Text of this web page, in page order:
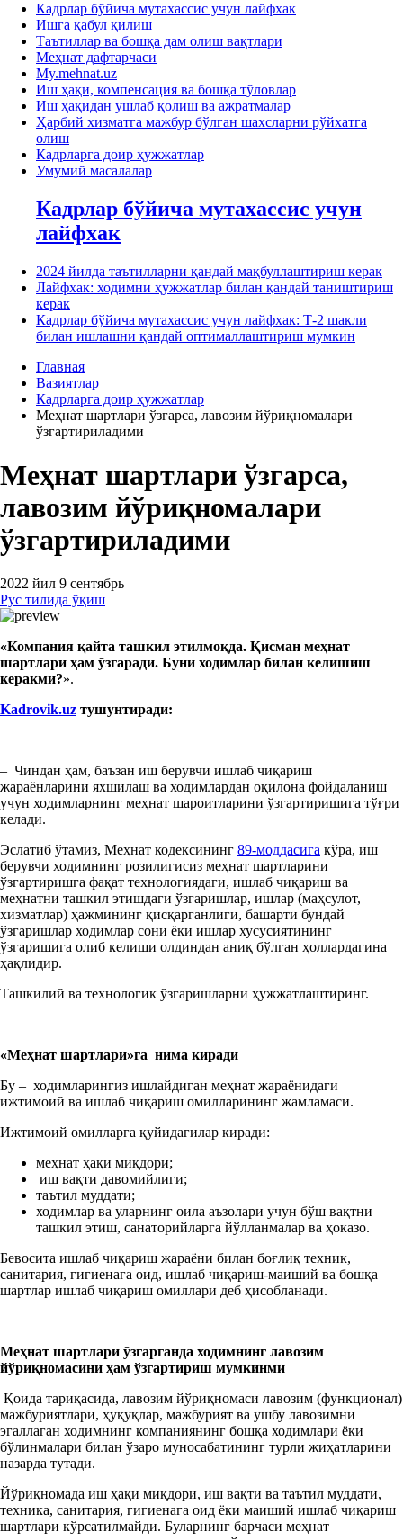
Кадрлар бўйича мутахассис учун лайфхак
Ишга қабул қилиш
Таътиллар ва бошқа дам олиш вақтлари
Меҳнат дафтарчаси
My.mehnat.uz
Иш ҳақи, компенсация ва бошқа тўловлар
Иш ҳақидан ушлаб қолиш ва ажратмалар
Ҳарбий хизматга мажбур бўлган шахсларни рўйхатга
олиш
Кадрларга доир ҳужжатлар
Умумий масалалар
Кадрлар бўйича мутахассис учун
лайфхак
2024 йилда таътилларни қандай мақбуллаштириш керак
Лайфхак: ходимни ҳужжатлар билан қандай таништириш
керак
Кадрлар бўйича мутахассис учун лайфхак: Т-2 шакли
билан ишлашни қандай оптималлаштириш мумкин
Главная
Вазиятлар
Кадрларга доир ҳужжатлар
Меҳнат шартлари ўзгарса, лавозим йўриқномалари
ўзгартириладими
Меҳнат шартлари ўзгарса,
лавозим йўриқномалари
ўзгартириладими
2022 йил 9 сентябрь
Рус тилида ўқиш
«Компания қайта ташкил этилмоқда. Қисман меҳнат
шартлари ҳам ўзгаради. Буни ходимлар билан келишиш
керакми?».
Kadrovik.uz тушунтиради:
– Чиндан ҳам, баъзан иш берувчи ишлаб чиқариш
жараёнларини яхшилаш ва ходимлардан оқилона фойдаланиш
учун ходимларнинг меҳнат шароитларини ўзгартиришига тўғри
келади.
Эслатиб ўтамиз, Меҳнат кодексининг 89-моддасига кўра, иш
берувчи ходимнинг розилигисиз меҳнат шартларини
ўзгартиришга фақат технологиядаги, ишлаб чиқариш ва
меҳнатни ташкил этишдаги ўзгаришлар, ишлар (маҳсулот,
хизматлар) ҳажмининг қисқарганлиги, башарти бундай
ўзгаришлар ходимлар сони ёки ишлар хусусиятининг
ўзгаришига олиб келиши олдиндан аниқ бўлган ҳоллардагина
ҳақлидир.
Ташкилий ва технологик ўзгаришларни ҳужжатлаштиринг.
«Меҳнат шартлари»га нима киради
Бу – ходимларингиз ишлайдиган меҳнат жараёнидаги
ижтимоий ва ишлаб чиқариш омилларининг жамламаси.
Ижтимоий омилларга қуйидагилар киради:
меҳнат ҳақи миқдори;
иш вақти давомийлиги;
таътил муддати;
ходимлар ва уларнинг оила аъзолари учун бўш вақтни
ташкил этиш, санаторийларга йўлланмалар ва ҳоказо.
Бевосита ишлаб чиқариш жараёни билан боғлиқ техник,
санитария, гигиенага оид, ишлаб чиқариш-маиший ва бошқа
шартлар ишлаб чиқариш омиллари деб ҳисобланади.
Меҳнат шартлари ўзгарганда ходимнинг лавозим
йўриқномасини ҳам ўзгартириш мумкинми
Қоида тариқасида, лавозим йўриқномаси лавозим (функционал)
мажбуриятлари, ҳуқуқлар, мажбурият ва ушбу лавозимни
эгаллаган ходимнинг компаниянинг бошқа ходимлари ёки
бўлинмалари билан ўзаро муносабатининг турли жиҳатларини
назарда тутади.
Йўриқномада иш ҳақи миқдори, иш вақти ва таътил муддати,
техника, санитария, гигиенага оид ёки маиший ишлаб чиқариш
шартлари кўрсатилмайди. Буларнинг барчаси меҳнат